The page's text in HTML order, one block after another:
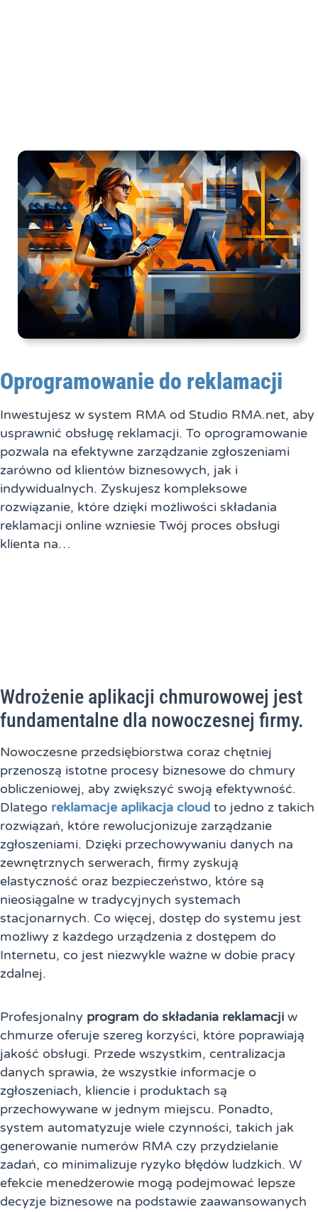
Oprogramowanie do reklamacji
Inwestujesz w system RMA od Studio RMA.net, aby
usprawnić obsługę reklamacji. To oprogramowanie
pozwala na efektywne zarządzanie zgłoszeniami
zarówno od klientów biznesowych, jak i
indywidualnych. Zyskujesz kompleksowe
rozwiązanie, które dzięki możliwości składania
reklamacji online wzniesie Twój proces obsługi
klienta na…
Wdrożenie aplikacji chmurowowej jest
fundamentalne dla nowoczesnej firmy.
Nowoczesne przedsiębiorstwa coraz chętniej
przenoszą istotne procesy biznesowe do chmury
obliczeniowej, aby zwiększyć swoją efektywność.
Dlatego reklamacje aplikacja cloud to jedno z takich
rozwiązań, które rewolucjonizuje zarządzanie
zgłoszeniami. Dzięki przechowywaniu danych na
zewnętrznych serwerach, firmy zyskują
elastyczność oraz bezpieczeństwo, które są
nieosiągalne w tradycyjnych systemach
stacjonarnych. Co więcej, dostęp do systemu jest
możliwy z każdego urządzenia z dostępem do
Internetu, co jest niezwykle ważne w dobie pracy
zdalnej.
Profesjonalny program do składania reklamacji w
chmurze oferuje szereg korzyści, które poprawiają
jakość obsługi. Przede wszystkim, centralizacja
danych sprawia, że wszystkie informacje o
zgłoszeniach, kliencie i produktach są
przechowywane w jednym miejscu. Ponadto,
system automatyzuje wiele czynności, takich jak
generowanie numerów RMA czy przydzielanie
zadań, co minimalizuje ryzyko błędów ludzkich. W
efekcie menedżerowie mogą podejmować lepsze
decyzje biznesowe na podstawie zaawansowanych